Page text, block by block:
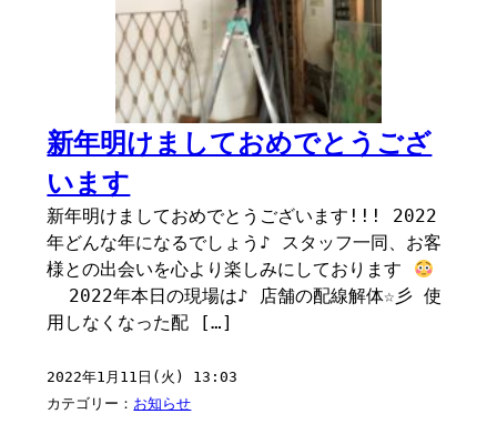
新年明けましておめでとうござ
います
新年明けましておめでとうございます!!! 2022
年どんな年になるでしょう♪ スタッフ一同、お客
様との出会いを心より楽しみにしております
2022年本日の現場は♪ 店舗の配線解体☆彡 使
用しなくなった配 […]
2022年1月11日(火) 13:03
カテゴリー： お知らせ